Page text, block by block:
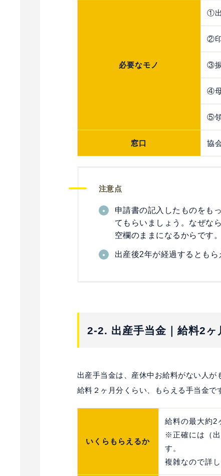
必要なモノ
①
②
③
④
⑤
窓口 協
注意点
申請書の記入したものをも
てもらいましょう。なぜな
空欄のままになるからです。
出産後2年が経過するともら
2-2. 出産手当金｜給料2ヶ
出産手当金は、産休中お給料がない人が
給料２ヶ月分くらい、もらえる手当金で
いくらもらえるか
給料の最大約2
※正確には（
す。
複雑なので詳